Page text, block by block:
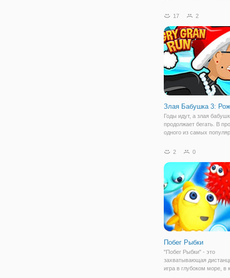
вы будете помогать
космического корабля,
захватили пришельцы.
ваша задача
17 2
Злая Бабушка 3:
Годы идут, а злая
продолжает бегать. В
одного из самых
представляем
Теперь побег из
клиники навеян
2 0
Побег Рыбки
"Побег Рыбки" - это
захватывающая
игра в глубоком море, в